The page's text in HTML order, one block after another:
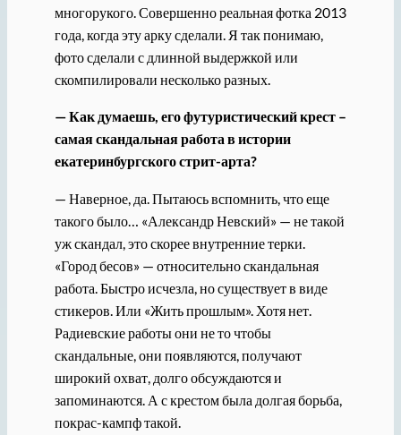
многорукого. Совершенно реальная фотка 2013
года, когда эту арку сделали. Я так понимаю,
фото сделали с длинной выдержкой или
скомпилировали несколько разных.
— Как думаешь, его футуристический крест –
самая скандальная работа в истории
екатеринбургского стрит-арта?
— Наверное, да. Пытаюсь вспомнить, что еще
такого было… «Александр Невский» — не такой
уж скандал, это скорее внутренние терки.
«Город бесов» — относительно скандальная
работа. Быстро исчезла, но существует в виде
стикеров. Или «Жить прошлым». Хотя нет.
Радиевские работы они не то чтобы
скандальные, они появляются, получают
широкий охват, долго обсуждаются и
запоминаются. А с крестом была долгая борьба,
покрас-кампф такой.